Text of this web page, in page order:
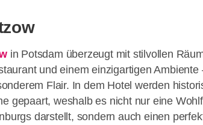
in Potsdam überzeugt mit stilvollen
und einem einzigartigen Ambiente
Flair. In dem Hotel werden
gepaart, weshalb es nicht nur eine
darstellt, sondern auch einen